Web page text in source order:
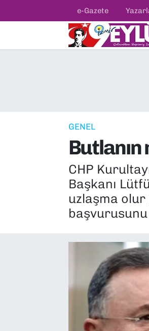
e-Gazete
GENEL
CHP
Başkanı
uzlaşma
Resmi İlanlar
EKONOMİ
KÜLTÜR SANAT
Konak Nöbetçi Eczaneler
Tüm Manşetler
Son Dakika Haberleri